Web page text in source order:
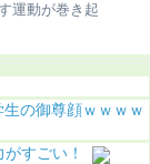
運動が巻き起
の御尊顔ｗｗｗｗ
すごい！